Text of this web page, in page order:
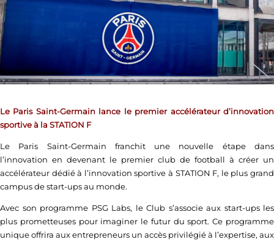
Le Paris Saint-Germain lance le premier accélérateur d’innovation
sportive à la STATION F
Le Paris Saint-Germain franchit une nouvelle étape dans
l’innovation en devenant le premier club de football à créer un
accélérateur dédié à l’innovation sportive à STATION F, le plus grand
campus de start-ups au monde.
Avec son programme PSG Labs, le Club s’associe aux start-ups les
plus prometteuses pour imaginer le futur du sport. Ce programme
unique offrira aux entrepreneurs un accès privilégié à l’expertise, aux